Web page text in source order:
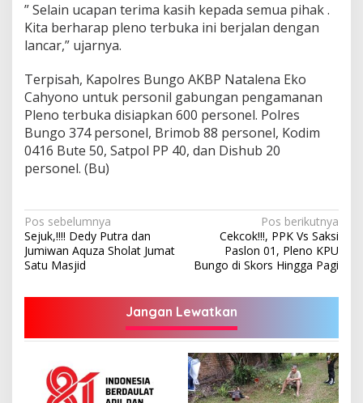
” Selain ucapan terima kasih kepada semua pihak .
Kita berharap pleno terbuka ini berjalan dengan
lancar,” ujarnya.
Terpisah, Kapolres Bungo AKBP Natalena Eko
Cahyono untuk personil gabungan pengamanan
Pleno terbuka disiapkan 600 personel. Polres
Bungo 374 personel, Brimob 88 personel, Kodim
0416 Bute 50, Satpol PP 40, dan Dishub 20
personel. (Bu)
Navigasi
pos
Pos sebelumnya
Sejuk,!!!! Dedy Putra dan
Jumiwan Aquza Sholat Jumat
Satu Masjid
Pos berikutnya
Cekcok!!!, PPK Vs Saksi
Paslon 01, Pleno KPU
Bungo di Skors Hingga Pagi
Jangan Lewatkan